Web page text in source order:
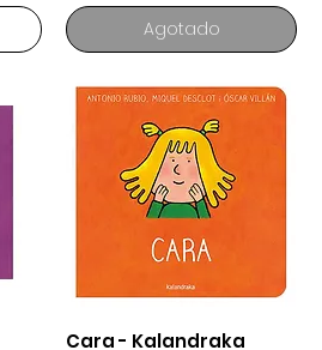
Agotado
Cara - Kalandraka